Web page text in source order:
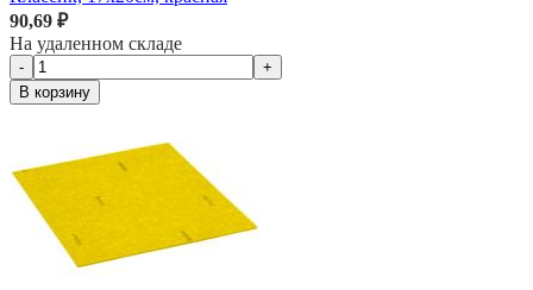
90,69 ₽
На удаленном складе
-
+
В корзину